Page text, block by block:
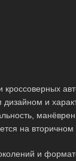
и
на вторичном
и